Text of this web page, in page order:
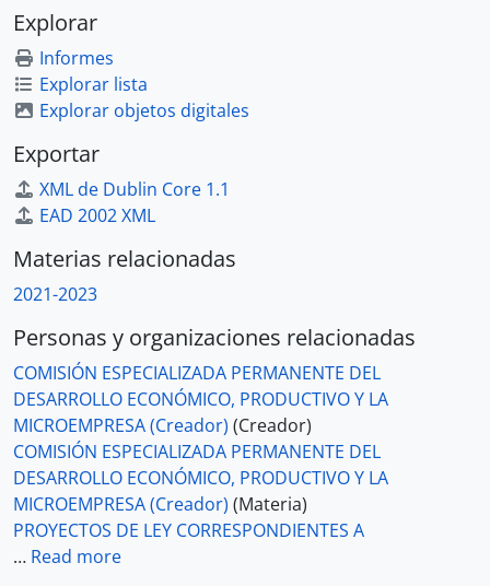
Explorar
Informes
Explorar lista
Explorar objetos digitales
Exportar
XML de Dublin Core 1.1
EAD 2002 XML
Materias relacionadas
2021-2023
Personas y organizaciones relacionadas
COMISIÓN ESPECIALIZADA PERMANENTE DEL
DESARROLLO ECONÓMICO, PRODUCTIVO Y LA
MICROEMPRESA (Creador) (Creador)
COMISIÓN ESPECIALIZADA PERMANENTE DEL
DESARROLLO ECONÓMICO, PRODUCTIVO Y LA
MICROEMPRESA (Creador) (Materia)
PROYECTOS DE LEY CORRESPONDIENTES A
… Read more